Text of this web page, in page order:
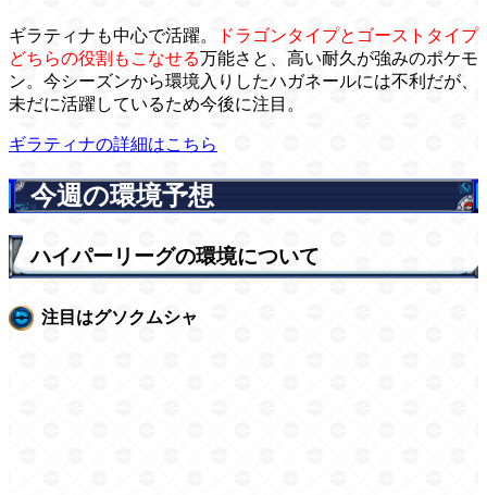
ギラティナも中心で活躍。
ドラゴンタイプとゴーストタイプ
どちらの役割もこなせる万能さと、高い耐久が強みのポケモ
ン。今シーズンから環境入りしたハガネールには不利だが、
未だに活躍しているため今後に注目。
ギラティナの詳細はこちら
今週の環境予想
ハイパーリーグの環境について
注目はグソクムシャ